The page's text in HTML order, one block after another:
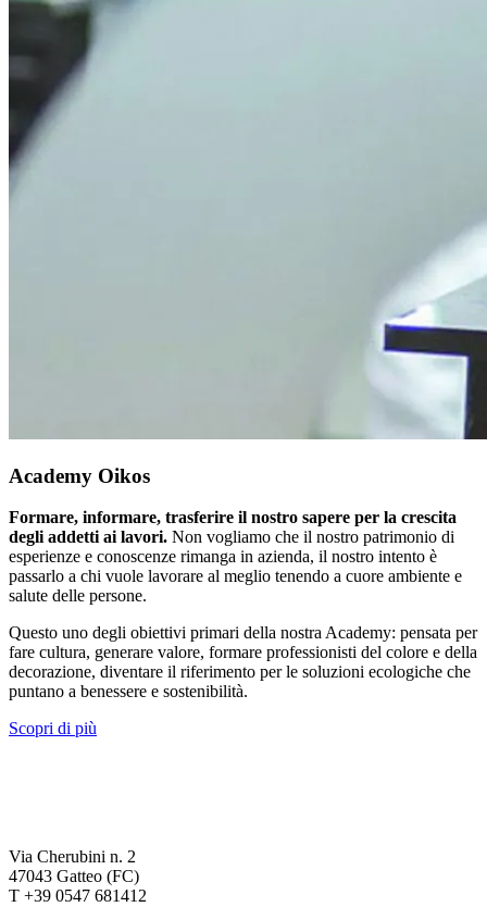
Academy Oikos
Formare, informare, trasferire il nostro sapere per la crescita
degli addetti ai lavori. Non vogliamo che il nostro patrimonio di
esperienze e conoscenze rimanga in azienda, il nostro intento è
passarlo a chi vuole lavorare al meglio tenendo a cuore ambiente e
salute delle persone.
Questo uno degli obiettivi primari della nostra Academy: pensata per
fare cultura, generare valore, formare professionisti del colore e della
decorazione, diventare il riferimento per le soluzioni ecologiche che
puntano a benessere e sostenibilità.
Scopri di più
Via Cherubini n. 2
47043 Gatteo (FC)
T +39 0547 681412